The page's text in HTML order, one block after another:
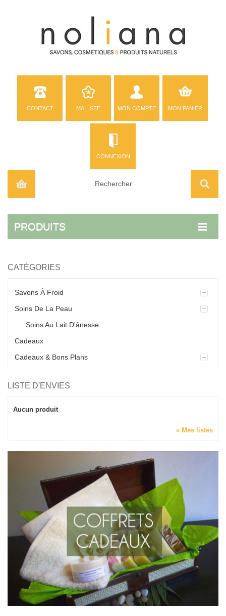
CONTACT MA LISTE MON COMPTE MON PANIER
CONNEXION
PRODUITS
CATÉGORIES
Savons À Froid
Soins De La Peau
Soins Au Lait D'ânesse
Cadeaux
Cadeaux & Bons Plans
LISTE D'ENVIES
Aucun produit
» Mes listes